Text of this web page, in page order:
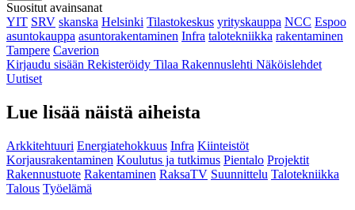
Suositut avainsanat
YIT SRV skanska Helsinki Tilastokeskus yrityskauppa NCC Espoo
asuntokauppa asuntorakentaminen Infra talotekniikka rakentaminen
Tampere Caverion
Kirjaudu sisään Rekisteröidy Tilaa Rakennuslehti Näköislehdet
Uutiset
Lue lisää näistä aiheista
Arkkitehtuuri Energiatehokkuus Infra Kiinteistöt
Korjausrakentaminen Koulutus ja tutkimus Pientalo Projektit
Rakennustuote Rakentaminen RaksaTV Suunnittelu Talotekniikka
Talous Työelämä